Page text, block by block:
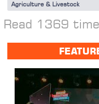
Agriculture & Livestock
Read 1369